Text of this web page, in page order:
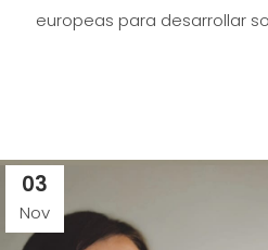
europeas para desarrollar
03
Nov